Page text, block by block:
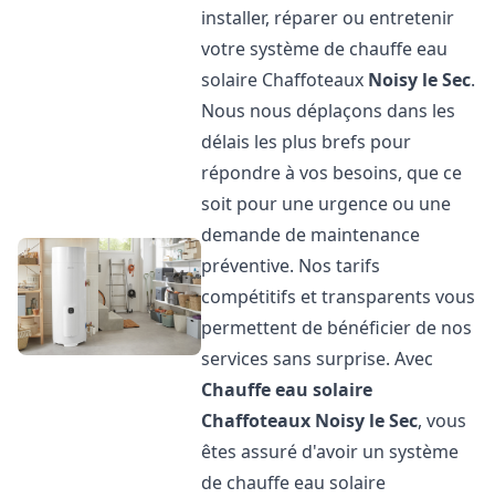
installer, réparer ou entretenir
votre système de chauffe eau
solaire Chaffoteaux Noisy le Sec.
Nous nous déplaçons dans les
délais les plus brefs pour
répondre à vos besoins, que ce
soit pour une urgence ou une
demande de maintenance
préventive. Nos tarifs
compétitifs et transparents vous
permettent de bénéficier de nos
services sans surprise. Avec
Chauffe eau solaire
Chaffoteaux Noisy le Sec, vous
êtes assuré d'avoir un système
de chauffe eau solaire